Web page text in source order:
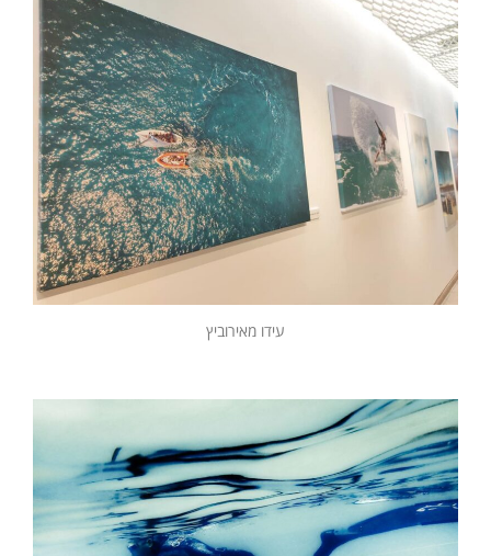
עידו מאירוביץ